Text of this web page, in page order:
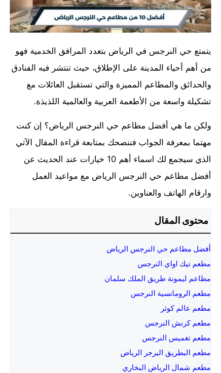
يتمتع حي النرجس في الرياض بتعدد المرافق الخدمية فهو
من أهم أحياء المدينة على الإطلاق، حيث تنتشر فيه الفنادق
والحدائق والمطاعم المميزة والتي تستقبل العائلات مع
تشكيلة واسعة من الأطعمة العربية والعالمية اللذيذة.
ولكن ما هي أفضل مطاعم حي النرجس الرياض؟ إن كنت
مهتما بمعرفة الجواب فننصحك بمتابعة قراءة المقال الآتي
الذي سيجمع لك اسماء أهم 10 خيارات عند الحديث عن
أفضل مطاعم حي النرجس الرياض مع مواعيد العمل
وارقام الهاتف والعناوين.
محتوى المقال
أفضل مطاعم حي النرجس الرياض
مطعم تيك اواي النرجس
مطاعم ليمونة طريق الملك سلمان
مطعم الرومانسية النرجس
مطعم عالم كوثر
مطعم كرنش النرجس
مطعم تغميس النرجس
مطعم البطريق البرجر الرياض
مطعم شمال الرياض البخاري